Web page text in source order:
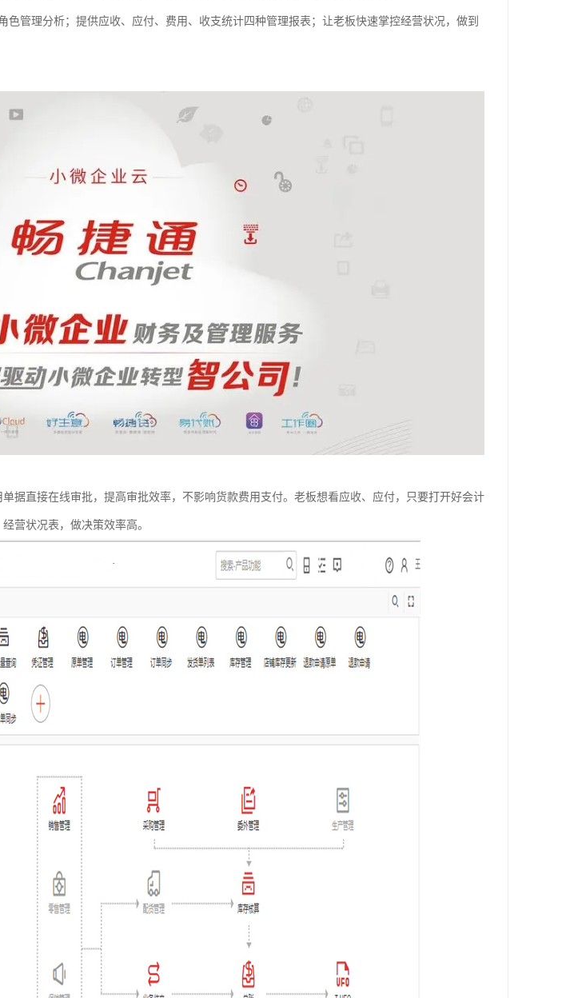
色管理分析；提供应收、应付、费用、收支统计四种管理报表；让老板快速掌控经营状况，做到
据直接在线审批，提高审批效率，不影响货款费用支付。老板想看应收、应付，只要打开好会计
营状况表，做决策效率高。